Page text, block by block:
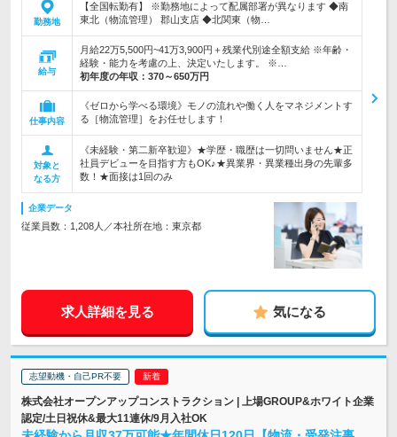
勤務地
【全国転勤有】 ※勤務地によって配属部署が異なります ◆南
東北（物流管理） 郡山支店 ◆北関東（物…
給与
月給22万5,500円~41万3,900円＋残業代別途全額支給 ※年齢・
経験・能力を考慮の上、決定いたします。 ※…
初年度の年収： 370～650万円
仕事内容
《ゼロから学べる環境》モノの流れや働く人をマネジメントす
る［物流管理］をお任せします！
対象と
なる方
《未経験・第二新卒歓迎》★学歴・職歴は一切問いません★正
社員デビューを目指す方もOK♪★異業界・異業種出身の先輩多
数！★面接は1回のみ
企業データ
従業員数：1,208人／本社所在地：東京都
求人詳細を見る 気になる
志望動機・自己PR不要
株式会社オープンアップコンストラクション | 上場GROUP&ホワイト企業
認定/土日祝休&最大11連休/9月入社OK